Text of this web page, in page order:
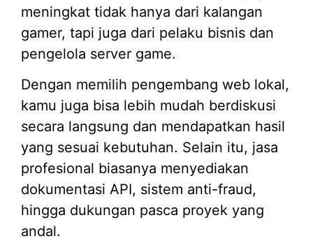
meningkat tidak hanya dari kalangan
gamer, tapi juga dari pelaku bisnis dan
pengelola server game.
Dengan memilih pengembang web lokal,
kamu juga bisa lebih mudah berdiskusi
secara langsung dan mendapatkan hasil
yang sesuai kebutuhan. Selain itu, jasa
profesional biasanya menyediakan
dokumentasi API, sistem anti-fraud,
hingga dukungan pasca proyek yang
andal.